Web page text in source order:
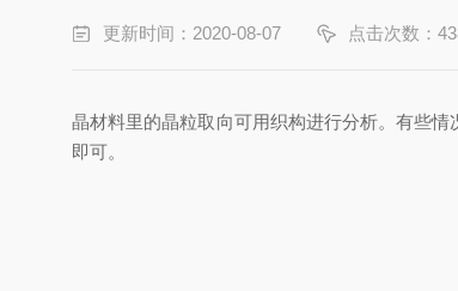
更新时间：2020-08-07 点击次数：
晶材料里的晶粒取向可用织构进行分析。有些
即可。